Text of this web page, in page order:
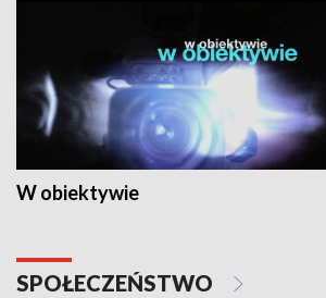
W obiektywie
SPOŁECZEŃSTWO